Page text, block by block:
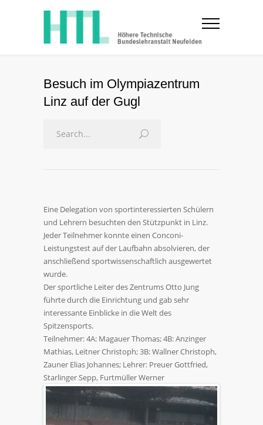
Besuch im Olympiazentrum
Linz auf der Gugl
Eine Delegation von sportinteressierten Schülern
und Lehrern besuchten den Stützpunkt in Linz.
Jeder Teilnehmer konnte einen Conconi-
Leistungstest auf der Laufbahn absolvieren, der
anschließend sportwissenschaftlich ausgewertet
wurde.
Der sportliche Leiter des Zentrums Otto Jung
führte durch die Einrichtung und gab sehr
interessante Einblicke in die Welt des
Spitzensports.
Teilnehmer: 4A: Magauer Thomas; 4B: Anzinger
Mathias, Leitner Christoph; 3B: Wallner Christoph,
Zauner Elias Johannes; Lehrer: Preuer Gottfried,
Starlinger Sepp, Furtmüller Werner